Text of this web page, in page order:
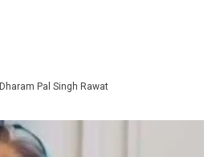
Dharam Pal Singh Rawat